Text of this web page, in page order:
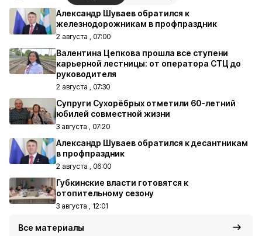
Александр Шуваев обратился к
железнодорожникам в профпраздник
2 августа , 07:00
Валентина Цепкова прошла все ступени
карьерной лестницы: от оператора СТЦ до
руководителя
2 августа , 07:30
Супруги Сухорёбрых отметили 60-летний
юбилей совместной жизни
3 августа , 07:20
Александр Шуваев обратился к десантникам
в профпраздник
2 августа , 06:00
Губкинские власти готовятся к
отопительному сезону
3 августа , 12:01
Все материалы